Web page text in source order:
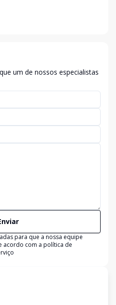
um de nossos especialistas
para que a nossa equipe
acordo com a política de